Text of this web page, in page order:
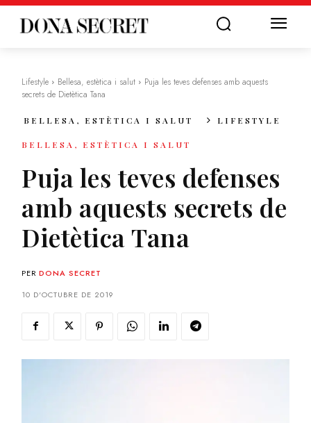
Lifestyle Bellesa, estètica i salut
Puja les teves defenses amb aquests
secrets de Dietètica Tana
BELLESA, ESTÈTICA I SALUT LIFESTYLE
BELLESA, ESTÈTICA I SALUT
Puja les teves defenses
amb aquests secrets de
Dietètica Tana
PER DONA SECRET
10 D'OCTUBRE DE 2019